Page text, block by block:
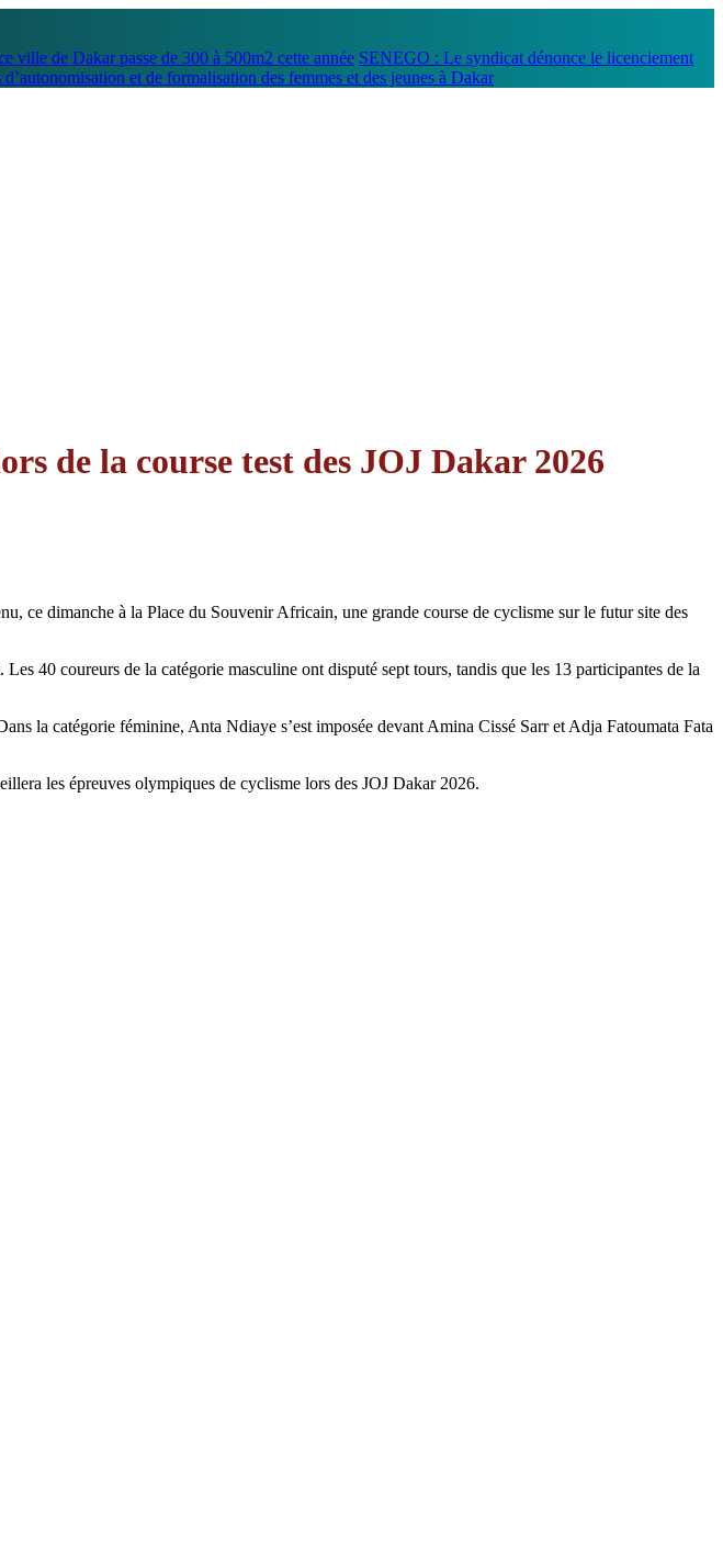
ville de Dakar passe de 300 à 500m2 cette année SENEGO : Le syndicat dénonce le licenciement
et de formalisation des femmes et des jeunes à Dakar
de la course test des JOJ Dakar 2026
ce dimanche à la Place du Souvenir Africain, une grande course de cyclisme sur le futur site des
40 coureurs de la catégorie masculine ont disputé sept tours, tandis que les 13 participantes de la
la catégorie féminine, Anta Ndiaye s’est imposée devant Amina Cissé Sarr et Adja Fatoumata Fata
les épreuves olympiques de cyclisme lors des JOJ Dakar 2026.